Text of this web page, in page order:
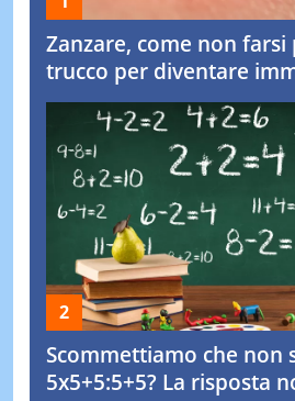
Zanzare, come non farsi
trucco per diventare
Scommettiamo che non
5x5+5:5+5? La risposta